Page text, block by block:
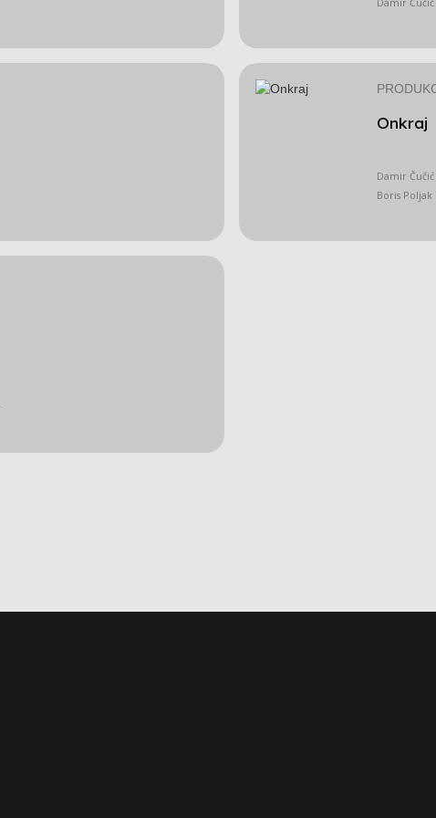
Damir Čučić
Onkraj
Damir Čučić
Boris Poljak